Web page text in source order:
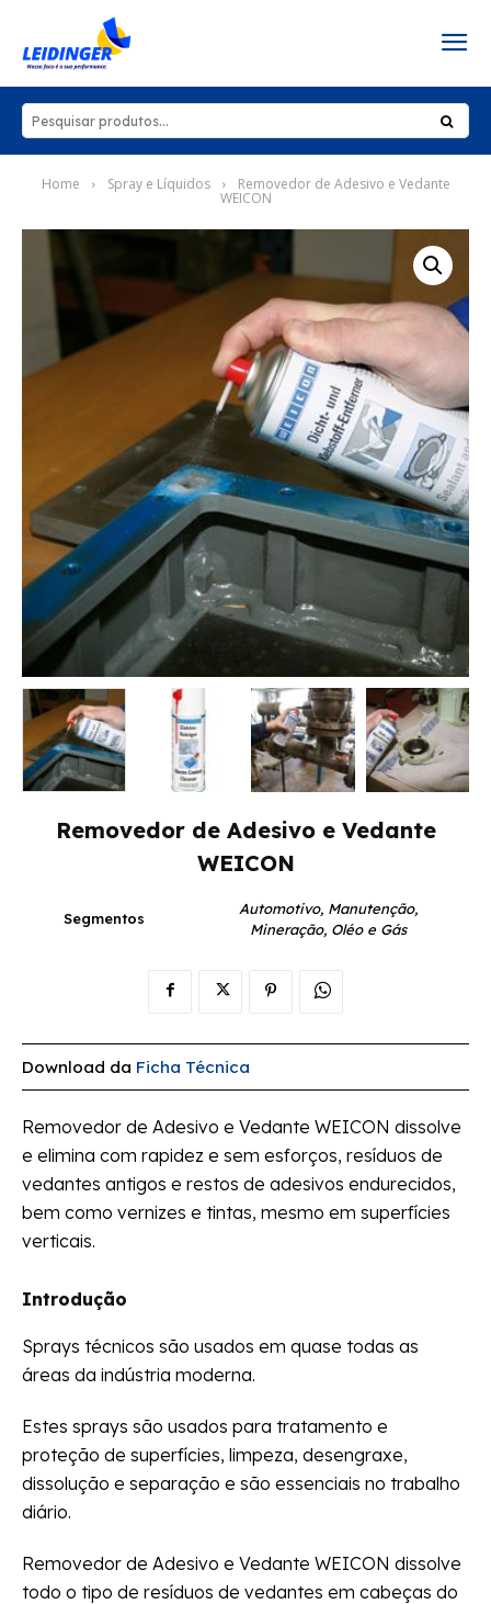
Home Spray e Líquidos Removedor de Adesivo e Vedante
WEICON
Removedor de Adesivo e Vedante
WEICON
Segmentos
Automotivo, Manutenção,
Mineração, Oléo e Gás
Download da Ficha Técnica
Removedor de Adesivo e Vedante WEICON dissolve
e elimina com rapidez e sem esforços, resíduos de
vedantes antigos e restos de adesivos endurecidos,
bem como vernizes e tintas, mesmo em superfícies
verticais.
Introdução
Sprays técnicos são usados em quase todas as
áreas da indústria moderna.
Estes sprays são usados para tratamento e
proteção de superfícies, limpeza, desengraxe,
dissolução e separação e são essenciais no trabalho
diário.
Removedor de Adesivo e Vedante WEICON dissolve
todo o tipo de resíduos de vedantes em cabeças do